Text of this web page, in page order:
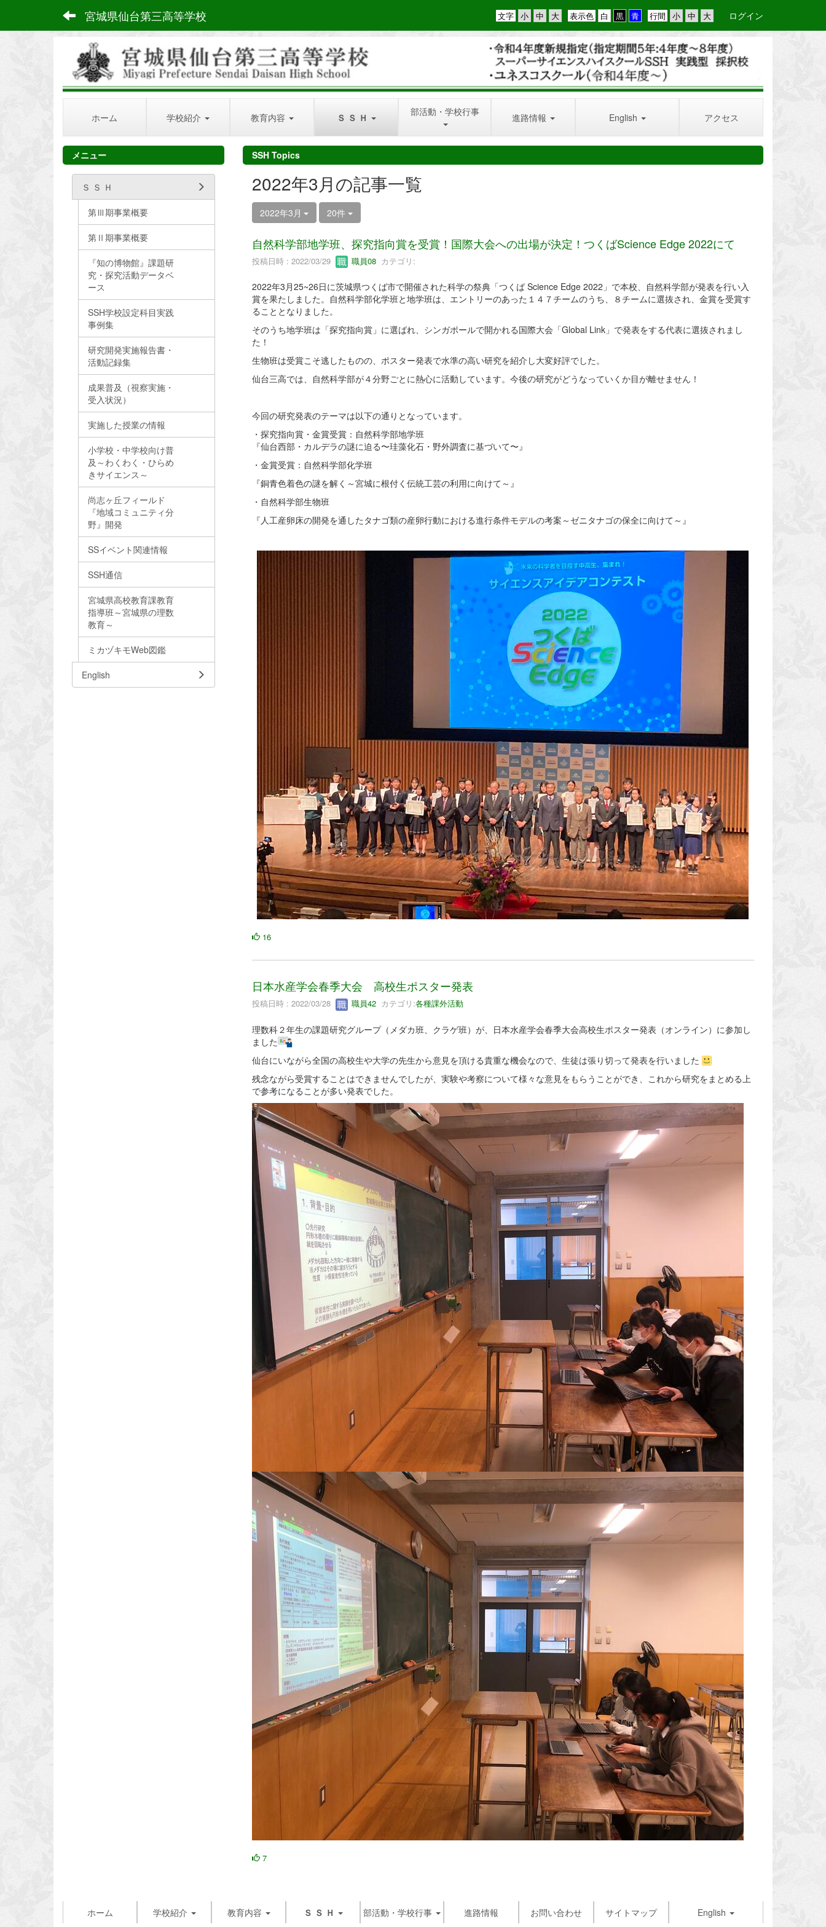
宮城県仙台第三高等学校 行間
表示色
文字 ログイン
ホーム 学校紹介 教育内容 Ｓ Ｓ Ｈ 部活動・学校行事 進路情報 English アクセス
SSH Topics
2022年3月の記事一覧
2022年3月 20件
自然科学部地学班、探究指向賞を受賞！国際大会への出場が決定！つくばScience Edge 2022にて
投稿日時 : 2022/03/29 職員08カテゴリ:
2022年3月25~26日に茨城県つくば市で開催された科学の祭典「つくば Science Edge 2022」で本校、自然科学部が発表を行い入
賞を果たしました。自然科学部化学班と地学班は、エントリーのあった１４７チームのうち、８チームに選抜され、金賞を受賞す
ることとなりました。
そのうち地学班は「探究指向賞」に選ばれ、シンガポールで開かれる国際大会「Global Link」で発表をする代表に選抜されまし
た！
生物班は受賞こそ逃したものの、ポスター発表で水準の高い研究を紹介し大変好評でした。
仙台三高では、自然科学部が４分野ごとに熱心に活動しています。今後の研究がどうなっていくか目が離せません！
今回の研究発表のテーマは以下の通りとなっています。
・探究指向賞・金賞受賞：自然科学部地学班
『仙台西部・カルデラの謎に迫る〜珪藻化石・野外調査に基づいて〜』
・金賞受賞：自然科学部化学班
『銅青色着色の謎を解く～宮城に根付く伝統工芸の利用に向けて～』
・自然科学部生物班
『人工産卵床の開発を通したタナゴ類の産卵行動における進行条件モデルの考案～ゼニタナゴの保全に向けて～』
16
日本水産学会春季大会 高校生ポスター発表
投稿日時 : 2022/03/28 職員42カテゴリ:各種課外活動
理数科２年生の課題研究グループ（メダカ班、クラゲ班）が、日本水産学会春季大会高校生ポスター発表（オンライン）に参加し
ました
仙台にいながら全国の高校生や大学の先生から意見を頂ける貴重な機会なので、生徒は張り切って発表を行いました
残念ながら受賞することはできませんでしたが、実験や考察について様々な意見をもらうことができ、これから研究をまとめる上
で参考になることが多い発表でした。
7
メニュー
Ｓ Ｓ Ｈ
第Ⅲ期事業概要
第Ⅱ期事業概要
『知の博物館』課題研
究・探究活動データベ
ース
SSH学校設定科目実践
事例集
研究開発実施報告書・
活動記録集
成果普及（視察実施・
受入状況）
実施した授業の情報
小学校・中学校向け普
及～わくわく・ひらめ
きサイエンス～
尚志ヶ丘フィールド
『地域コミュニティ分
野』開発
SSイベント関連情報
SSH通信
宮城県高校教育課教育
指導班～宮城県の理数
教育～
ミカヅキモWeb図鑑
English
ホーム 学校紹介 教育内容 Ｓ Ｓ Ｈ 部活動・学校行事 進路情報 お問い合わせ サイトマップ English